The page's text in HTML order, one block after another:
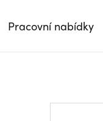
Pracovní nabídky